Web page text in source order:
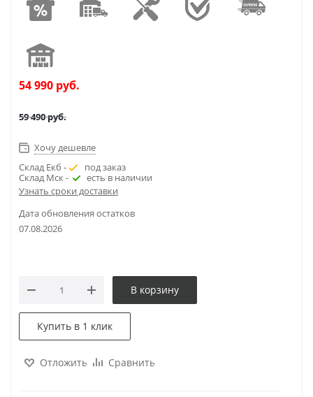
54 990 руб.
59 490руб.
Хочу дешевле
Склад Екб -
под заказ
Склад Мск -
есть в наличии
Узнать сроки доставки
Дата обновления остатков
07.08.2026
В корзину
Купить в 1 клик
Отложить Сравнить